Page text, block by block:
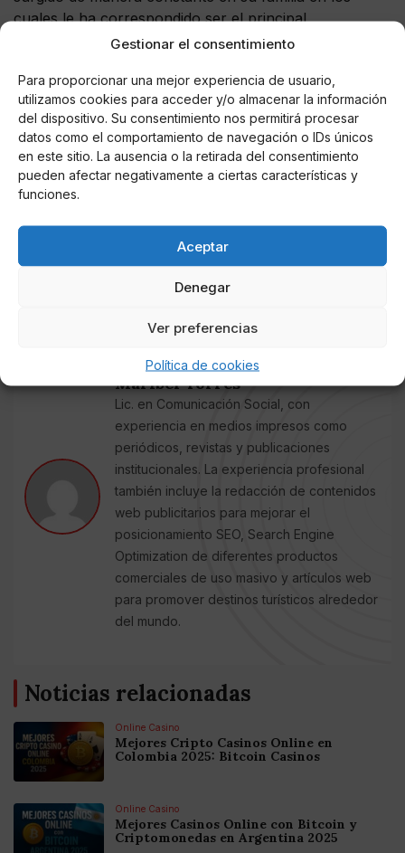
Gestionar el consentimiento
Para proporcionar una mejor experiencia de usuario,
utilizamos cookies para acceder y/o almacenar la información
del dispositivo. Su consentimiento nos permitirá procesar
datos como el comportamiento de navegación o IDs únicos
en este sitio. La ausencia o la retirada del consentimiento
pueden afectar negativamente a ciertas características y
funciones.
Aceptar
Denegar
Ver preferencias
Política de cookies
cuales le ha correspondido ser el principal
. Afortunadamente, el apoyo
faltado, y el amor de sus tres hijos también le ha
fortalecido en este duro camino. Irene le ha
demostrado una lealtad envidiable, permaneciendo
nuevamente a suladopara demostrarle su gran
compromiso matrimonial y amor. La familia formada
por Kiko Rivera ha sido, una vez más, su gran
dudado en correr a su lado para arroparle, un gesto
que demuestra el fuerte lazo de unión que reina en
AUTOR
Maribel Torres
Lic. en Comunicación Social, con
experiencia en medios impresos como
periódicos, revistas y publicaciones
institucionales. La experiencia profesional
también incluye la redacción de contenidos
web publicitarios para mejorar el
posicionamiento SEO, Search Engine
Optimization de diferentes productos
comerciales de uso masivo y artículos web
para promover destinos turísticos alrededor
del mundo.
Noticias relacionadas
Online Casino
Mejores Cripto Casinos Online en
Colombia 2025: Bitcoin Casinos
Online Casino
Mejores Casinos Online con Bitcoin y
Criptomonedas en Argentina 2025